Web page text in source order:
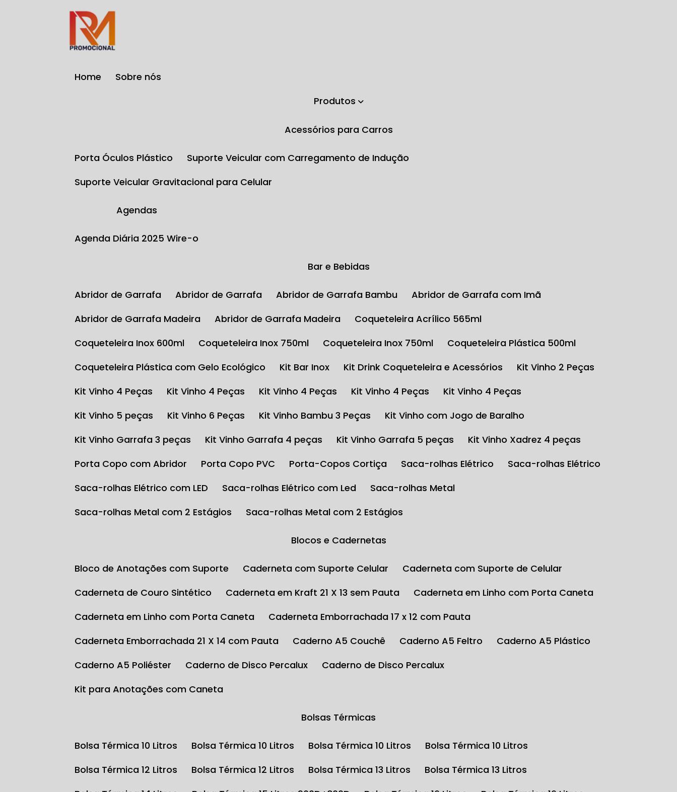
Home
Sobre nós
Produtos
Acessórios para Carros
Porta Óculos Plástico
Suporte Veicular com Carregamento de Indução
Suporte Veicular Gravitacional para Celular
Agendas
Agenda Diária 2025 Wire-o
Bar e Bebidas
Abridor de Garrafa Abridor de Garrafa Abridor de Garrafa Bambu
Abridor de Garrafa com Imã
Abridor de Garrafa Madeira
Abridor de Garrafa Madeira
Coqueteleira Acrílico 565ml
Coqueteleira Inox 600ml
Coqueteleira Inox 750ml Coqueteleira Inox 750ml
Coqueteleira Plástica 500ml
Coqueteleira Plástica com Gelo Ecológico
Kit Bar Inox Kit Drink Coqueteleira e Acessórios
Kit Vinho 2 Peças
Kit Vinho 4 Peças
Kit Vinho 4 Peças Kit Vinho 4 Peças Kit Vinho 4 Peças
Kit Vinho 4 Peças
Kit Vinho 5 peças
Kit Vinho 6 Peças Kit Vinho Bambu 3 Peças
Kit Vinho com Jogo de Baralho
Kit Vinho Garrafa 3 peças
Kit Vinho Garrafa 4 peças Kit Vinho Garrafa 5 peças
Kit Vinho Xadrez 4 peças
Porta Copo com Abridor
Porta Copo PVC Porta-Copos Cortiça Saca-rolhas Elétrico
Saca-rolhas Elétrico
Saca-rolhas Elétrico com LED
Saca-rolhas Elétrico com Led
Saca-rolhas Metal
Saca-rolhas Metal com 2 Estágios
Saca-rolhas Metal com 2 Estágios
Blocos e Cadernetas
Bloco de Anotações com Suporte Caderneta com Suporte Celular
Caderneta com Suporte de Celular
Caderneta de Couro Sintético
Caderneta em Kraft 21 X 13 sem Pauta
Caderneta em Linho com Porta Caneta
Caderneta em Linho com Porta Caneta
Caderneta Emborrachada 17 x 12 com Pauta
Caderneta Emborrachada 21 X 14 com Pauta
Caderno A5 Couchê Caderno A5 Feltro
Caderno A5 Plástico
Caderno A5 Poliéster
Caderno de Disco Percalux
Caderno de Disco Percalux
Kit para Anotações com Caneta
Bolsas Térmicas
Bolsa Térmica 10 Litros Bolsa Térmica 10 Litros Bolsa Térmica 10 Litros
Bolsa Térmica 10 Litros
Bolsa Térmica 12 Litros
Bolsa Térmica 12 Litros Bolsa Térmica 13 Litros
Bolsa Térmica 13 Litros